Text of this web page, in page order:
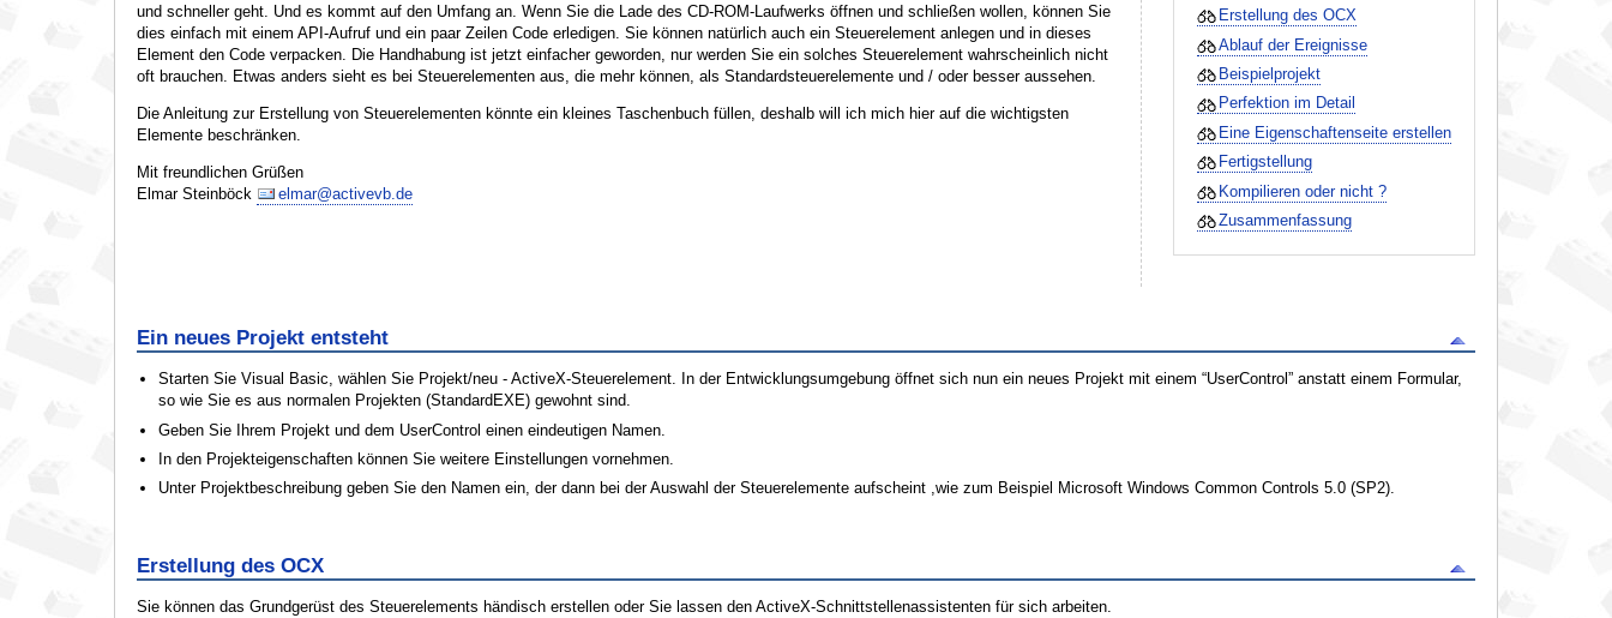
und schneller geht. Und es kommt auf den Umfang an. Wenn Sie die Lade des CD-ROM-Laufwerks öffnen und schließen wollen, können Sie
dies einfach mit einem API-Aufruf und ein paar Zeilen Code erledigen. Sie können natürlich auch ein Steuerelement anlegen und in dieses
Element den Code verpacken. Die Handhabung ist jetzt einfacher geworden, nur werden Sie ein solches Steuerelement wahrscheinlich nicht
oft brauchen. Etwas anders sieht es bei Steuerelementen aus, die mehr können, als Standardsteuerelemente und / oder besser aussehen.
Die Anleitung zur Erstellung von Steuerelementen könnte ein kleines Taschenbuch füllen, deshalb will ich mich hier auf die wichtigsten
Elemente beschränken.
Mit freundlichen Grüßen
Elmar Steinböck
elmar@activevb.de
Erstellung des OCX
Ablauf der Ereignisse
Beispielprojekt
Perfektion im Detail
Eine Eigenschaftenseite erstellen
Fertigstellung
Kompilieren oder nicht ?
Zusammenfassung
Ein neues Projekt entsteht
Starten Sie Visual Basic, wählen Sie Projekt/neu - ActiveX-Steuerelement. In der Entwicklungsumgebung öffnet sich nun ein neues Projekt mit einem “UserControl” anstatt einem Formular,
so wie Sie es aus normalen Projekten (StandardEXE) gewohnt sind.
Geben Sie Ihrem Projekt und dem UserControl einen eindeutigen Namen.
In den Projekteigenschaften können Sie weitere Einstellungen vornehmen.
Unter Projektbeschreibung geben Sie den Namen ein, der dann bei der Auswahl der Steuerelemente aufscheint ,wie zum Beispiel Microsoft Windows Common Controls 5.0 (SP2).
Erstellung des OCX
Sie können das Grundgerüst des Steuerelements händisch erstellen oder Sie lassen den ActiveX-Schnittstellenassistenten für sich arbeiten.